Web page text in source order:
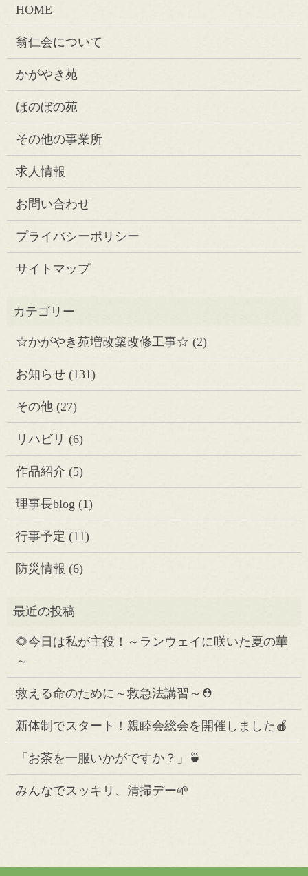
HOME
翁仁会について
かがやき苑
ほのぼの苑
その他の事業所
求人情報
お問い合わせ
プライバシーポリシー
サイトマップ
☆かがやき苑増改築改修工事☆ (2)
お知らせ(131)
その他(27)
リハビリ (6)
作品紹介 (5)
理事長blog (1)
行事予定 (11)
防災情報 (6)
🌻今日は私が主役！～ランウェイに咲いた夏の華
～
救える命のために～救急法講習～⛑️
新体制でスタート！親睦会総会を開催しました🍎
「お茶を一服いかがですか？」🍵
みんなでスッキリ、清掃デー🌱